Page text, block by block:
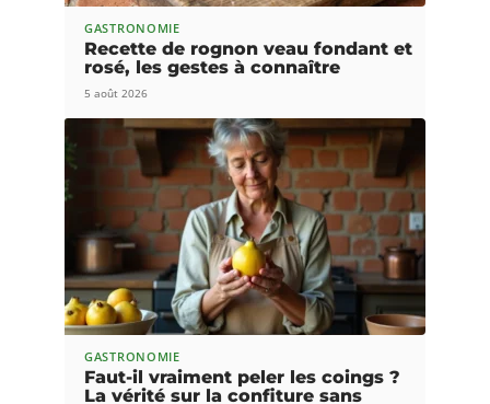
GASTRONOMIE
Recette de rognon veau fondant et
rosé, les gestes à connaître
5 août 2026
GASTRONOMIE
Faut-il vraiment peler les coings ?
La vérité sur la confiture sans